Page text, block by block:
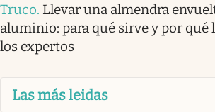
Truco. Llevar una almendra
aluminio: para qué sirve y por
los expertos
Las más leidas